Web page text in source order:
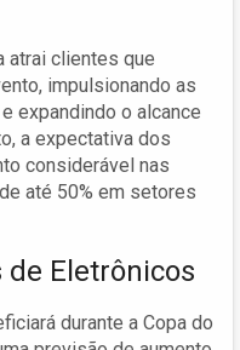
atrai clientes que
impulsionando as
expandindo o alcance
a expectativa dos
considerável nas
até 50% em setores
Eletrônicos
durante a Copa do